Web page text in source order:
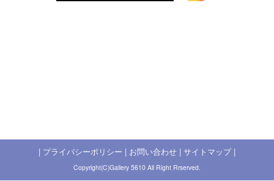
| プライバシーポリシー | お問い合わせ | サイトマップ |
Copyright(C)Gallery 5610 All Right Rrserved.